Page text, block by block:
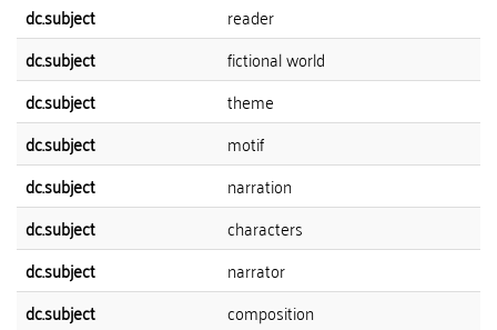
dc.subject
reader
dc.subject
fictional world
dc.subject
theme
dc.subject
motif
dc.subject
narration
dc.subject
characters
dc.subject
narrator
dc.subject
composition